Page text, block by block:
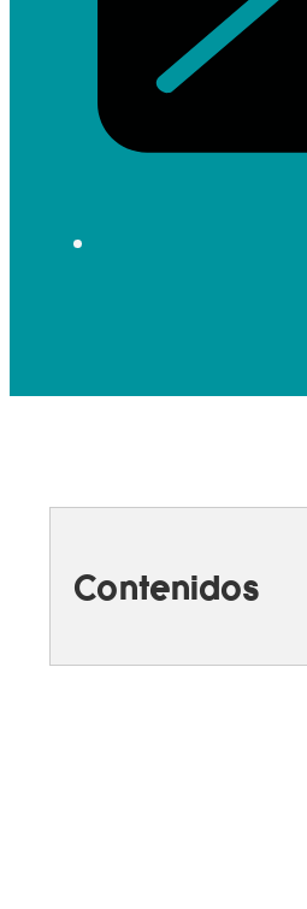
Contenidos